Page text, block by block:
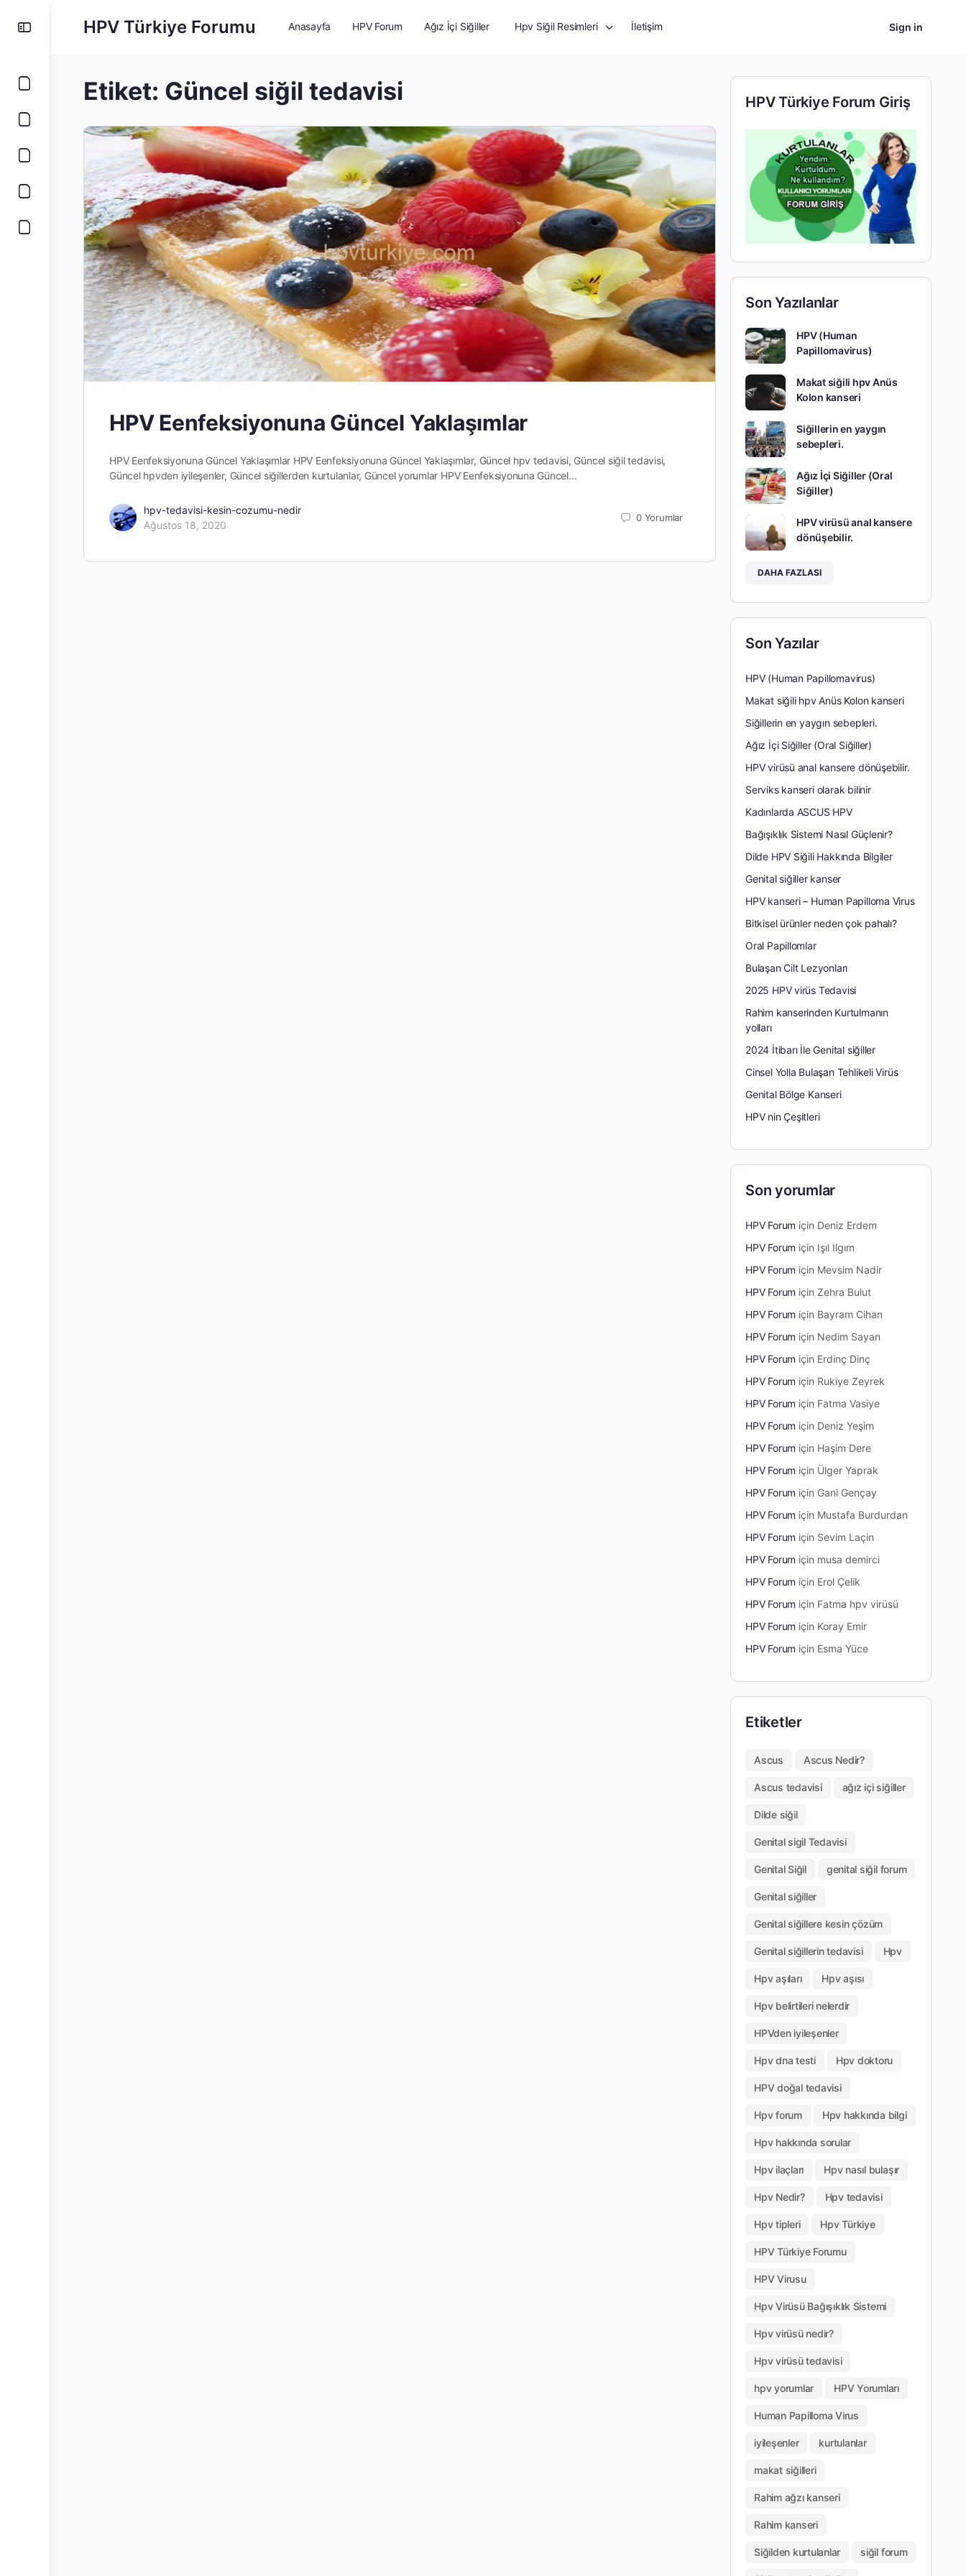
HPV Türkiye Forumu Anasayfa HPV Forum Ağız İçi Siğiller Hpv Siğil Resimleri İletişim Sign in
Etiket: Güncel siğil tedavisi
HPV Eenfeksiyonuna Güncel Yaklaşımlar
HPV Eenfeksiyonuna Güncel Yaklaşımlar HPV Eenfeksiyonuna Güncel Yaklaşımlar, Güncel hpv tedavisi, Güncel siğil tedavisi,
Güncel hpvden iyileşenler, Güncel siğillerden kurtulanlar, Güncel yorumlar HPV Eenfeksiyonuna Güncel…
hpv-tedavisi-kesin-cozumu-nedir
Ağustos 18, 2020
0 Yorumlar
HPV Türkiye Forum Giriş
Son Yazılanlar
HPV (Human
Papillomavirus)
Makat siğili hpv Anüs
Kolon kanseri
Siğillerin en yaygın
sebepleri.
Ağız İçi Siğiller (Oral
Siğiller)
HPV virüsü anal kansere
dönüşebilir.
DAHA FAZLASI
Son Yazılar
HPV (Human Papillomavirus)
Makat siğili hpv Anüs Kolon kanseri
Siğillerin en yaygın sebepleri.
Ağız İçi Siğiller (Oral Siğiller)
HPV virüsü anal kansere dönüşebilir.
Serviks kanseri olarak bilinir
Kadınlarda ASCUS HPV
Bağışıklık Sistemi Nasıl Güçlenir?
Dilde HPV Siğili Hakkında Bilgiler
Genital siğiller kanser
HPV kanseri – Human Papilloma Virus
Bitkisel ürünler neden çok pahalı?
Oral Papillomlar
Bulaşan Cilt Lezyonları
2025 HPV virüs Tedavisi
Rahim kanserinden Kurtulmanın
yolları
2024 İtibarı İle Genital siğiller
Cinsel Yolla Bulaşan Tehlikeli Virüs
Genital Bölge Kanseri
HPV nin Çeşitleri
Son yorumlar
HPV Forum için Deniz Erdem
HPV Forum için Işıl Ilgım
HPV Forum için Mevsim Nadir
HPV Forum içinZehra Bulut
HPV Forum için Bayram Cihan
HPV Forum için Nedim Sayan
HPV Forum için Erdinç Dinç
HPV Forum için Rukiye Zeyrek
HPV Forum için Fatma Vasiye
HPV Forum için Deniz Yeşim
HPV Forum için Haşim Dere
HPV Forum için Ülger Yaprak
HPV Forum için Gani Gençay
HPV Forum için Mustafa Burdurdan
HPV Forum için Sevim Laçin
HPV Forum için musa demirci
HPV Forum için Erol Çelik
HPV Forum için Fatma hpv virüsü
HPV Forum için Koray Emir
HPV Forum için Esma Yüce
Etiketler
Ascus Ascus Nedir?
Ascus tedavisi ağız içi siğiller
Dilde siğil
Genital sigil Tedavisi
Genital Siğil genital siğil forum
Genital siğiller
Genital siğillere kesin çözüm
Genital siğillerin tedavisi Hpv
Hpv aşıları Hpv aşısı
Hpv belirtileri nelerdir
HPVden iyileşenler
Hpv dna testi Hpv doktoru
HPV doğal tedavisi
Hpv forum Hpv hakkında bilgi
Hpv hakkında sorular
Hpv ilaçları Hpv nasıl bulaşır
Hpv Nedir? Hpv tedavisi
Hpv tipleri Hpv Türkiye
HPV Türkiye Forumu
HPV Virusu
Hpv Virüsü Bağışıklık Sistemi
Hpv virüsü nedir?
Hpv virüsü tedavisi
hpv yorumlar HPV Yorumları
Human Papilloma Virus
iyileşenler kurtulanlar
makat siğilleri
Rahim ağzı kanseri
Rahim kanseri
Siğilden kurtulanlar siğil forum